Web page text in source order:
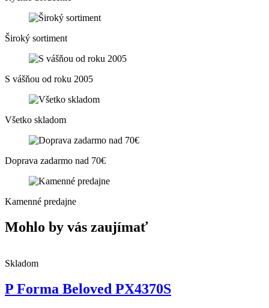
Široký sortiment
S vášňou od roku 2005
Všetko skladom
Doprava zadarmo nad 70€
Kamenné predajne
Mohlo by vás zaujímať
Skladom
P Forma Beloved PX4370S